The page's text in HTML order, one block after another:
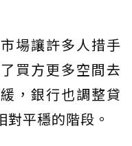
場讓許多人措手
買方更多空間去
，銀行也調整貸
平穩的階段。